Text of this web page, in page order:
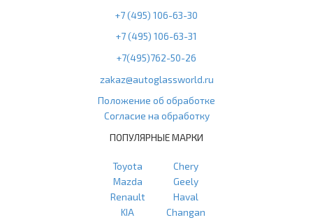
+7 (495) 106-63-30
+7 (495) 106-63-31
+7(495)762-50-26
zakaz@autoglassworld.ru
Положение об обработке
Согласие на обработку
ПОПУЛЯРНЫЕ МАРКИ
Toyota
Mazda
Renault
KIA
Chery
Geely
Haval
Changan